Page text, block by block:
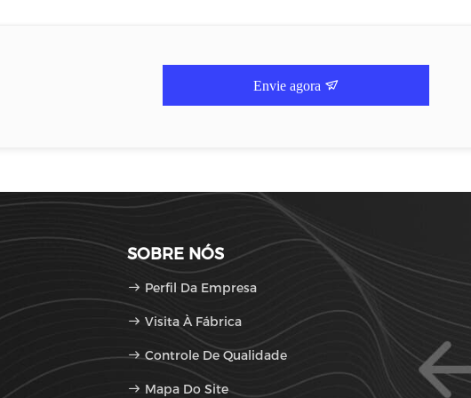
Envie agora
SOBRE NÓS
Perfil Da Empresa
Visita À Fábrica
Controle De Qualidade
Mapa Do Site